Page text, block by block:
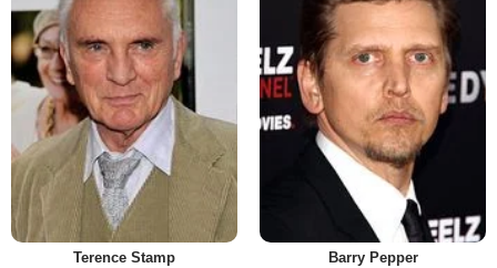
Terence Stamp Barry Pepper